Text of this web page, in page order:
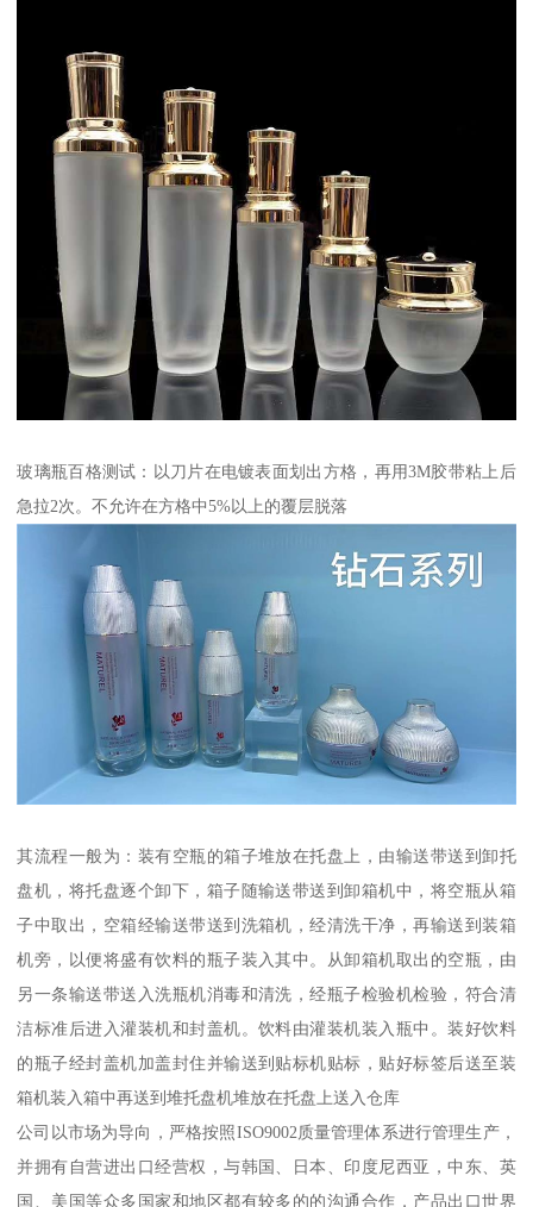
玻璃瓶百格测试：以刀片在电镀表面划出方格，再用3M胶带粘上后
急拉2次。不允许在方格中5%以上的覆层脱落
其流程一般为：装有空瓶的箱子堆放在托盘上，由输送带送到卸托
盘机，将托盘逐个卸下，箱子随输送带送到卸箱机中，将空瓶从箱
子中取出，空箱经输送带送到洗箱机，经清洗干净，再输送到装箱
机旁，以便将盛有饮料的瓶子装入其中。从卸箱机取出的空瓶，由
另一条输送带送入洗瓶机消毒和清洗，经瓶子检验机检验，符合清
洁标准后进入灌装机和封盖机。饮料由灌装机装入瓶中。装好饮料
的瓶子经封盖机加盖封住并输送到贴标机贴标，贴好标签后送至装
箱机装入箱中再送到堆托盘机堆放在托盘上送入仓库
公司以市场为导向，严格按照ISO9002质量管理体系进行管理生产，
并拥有自营进出口经营权，与韩国、日本、印度尼西亚，中东、英
国、美国等众多国家和地区都有较多的的沟通合作，产品出口世界